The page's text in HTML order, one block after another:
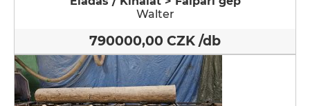
Walter
790000,00 CZK /db